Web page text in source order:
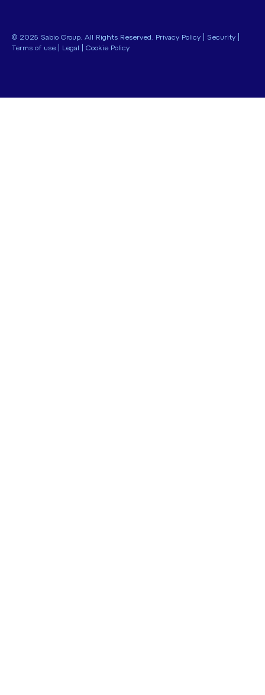
© 2025 Sabio Group. All Rights Reserved. Privacy Policy Security
Terms of use| Legal Cookie Policy